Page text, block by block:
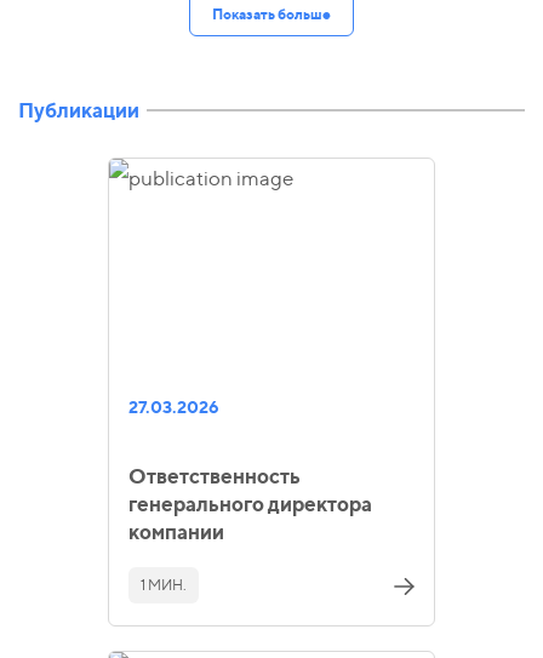
Показать больше
Публикации
27.03.2026
Ответственность
генерального директора
компании
1 МИН.